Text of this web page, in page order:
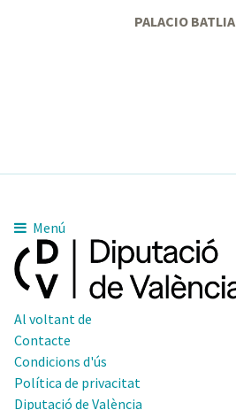
PALACIO BATLIA
Menú
Al voltant de
Contacte
Condicions d'ús
Política de privacitat
Diputació de València